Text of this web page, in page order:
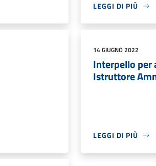
LEGGI DI PIÙ
14 GIUGNO 2022
Interpello per
Istruttore
LEGGI DI PIÙ